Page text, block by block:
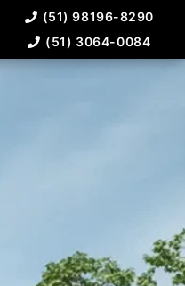
(51) 98196-8290
(51) 3064-0084